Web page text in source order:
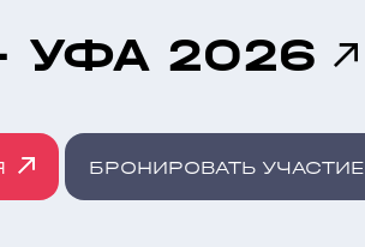
УФА 2026
БРОНИРОВАТЬ УЧАСТИЕ